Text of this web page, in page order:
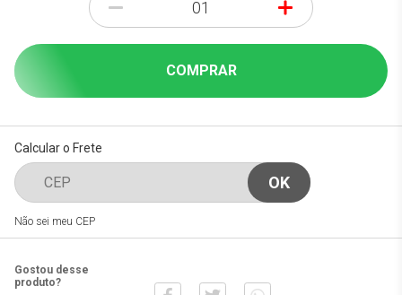
- +
COMPRAR
Calcular o Frete
Não sei meu CEP
Gostou desse
produto?